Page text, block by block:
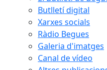
Butlletí digital
Xarxes socials
Ràdio Begues
Galeria d'imatges
Canal de vídeo